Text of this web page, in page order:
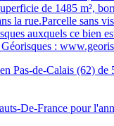
de 1485 m²,
la rue.Parcelle sans
auxquels ce bien
: